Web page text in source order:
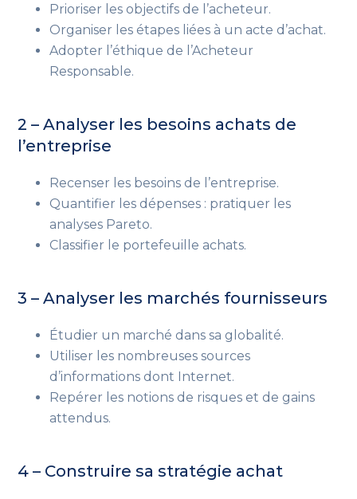
Prioriser les objectifs de l’acheteur.
Organiser les étapes liées à un acte d’achat.
Adopter l’éthique de l’Acheteur
Responsable.
2 – Analyser les besoins achats de
l’entreprise
Recenser les besoins de l’entreprise.
Quantifier les dépenses : pratiquer les
analyses Pareto.
Classifier le portefeuille achats.
3 – Analyser les marchés fournisseurs
Étudier un marché dans sa globalité.
Utiliser les nombreuses sources
d’informations dont Internet.
Repérer les notions de risques et de gains
attendus.
4 – Construire sa stratégie achat